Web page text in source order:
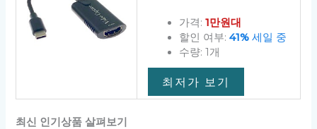
가격: 1만원대
할인 여부: 41%세일 중
수량: 1개
최저가 보기
최신 인기상품 살펴보기